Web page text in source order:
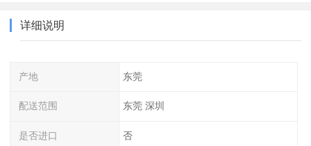
详细说明
产地 东莞
配送范围 东莞 深圳
是否进口 否